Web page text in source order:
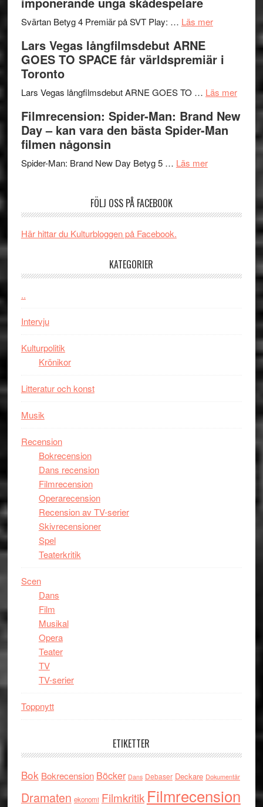
spännande
Jackie
i
Vem
styra
Svärtan Betyg 4 Premiär på SVT Play: … Läs merom
tv-
Svärtan
välgjort
om
Lars Vegas långfilmsdebut ARNE
GOES TO SPACE får världspremiär i
Toronto
Lars Vegas långfilmsdebut ARNE GOES TO … Läs merom
Vegas
Filmrecension: Spider-Man: Brand New
Day – kan vara den bästa Spider-Man
filmen någonsin
Spider-Man: Brand New Day Betyg 5 … Läs merom
Brand
kan
FÖLJ OSS PÅ FACEBOOK
Här hittar du Kulturbloggen på Facebook.
KATEGORIER
..
Intervju
Kulturpolitik
Krönikor
Litteratur och konst
Musik
Recension
Bokrecension
Dans recension
Filmrecension
Operarecension
Recension av TV-serier
Skivrecensioner
Spel
Teaterkritik
Scen
Dans
Film
Musikal
Opera
Teater
TV
TV-serier
Toppnytt
ETIKETTER
Bok Bokrecension Böcker Dans Debaser Deckare Dokumentär
Dramaten ekonomi Filmkritik Filmrecension